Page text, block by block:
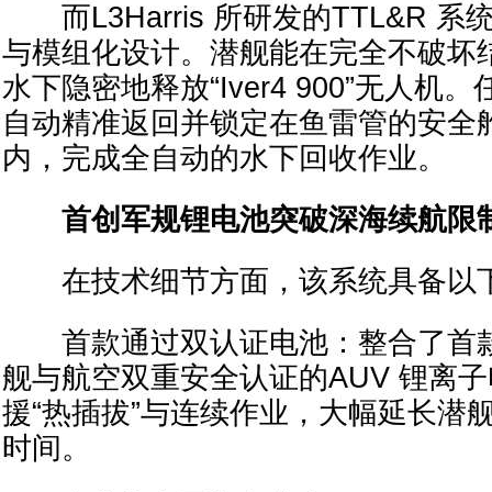
而L3Harris 所研发的TTL&R 系统
与模组化设计。潜舰能在完全不破坏
水下隐密地释放“Iver4 900”无人机。
自动精准返回并锁定在鱼雷管的安全
内，完成全自动的水下回收作业。
首创军规锂电池突破深海续航限
在技术细节方面，该系统具备以
首款通过双认证电池：整合了首
舰与航空双重安全认证的AUV 锂离
援“热插拔”与连续作业，大幅延长潜
时间。